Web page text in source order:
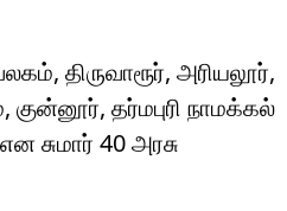
திருவாரூர், அரியலூர்,
தர்மபுரி நாமக்கல்
சுமார் 40 அரசு